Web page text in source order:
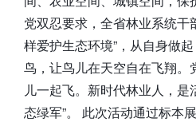
党双忍要求，全省林业系统干
样爱护生态环境”，从自身做
鸟，让鸟儿在天空自在飞翔。
儿一起飞。新时代林业人，是
态绿军”。 此次活动通过标本